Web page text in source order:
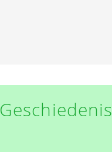
Geschiedenis